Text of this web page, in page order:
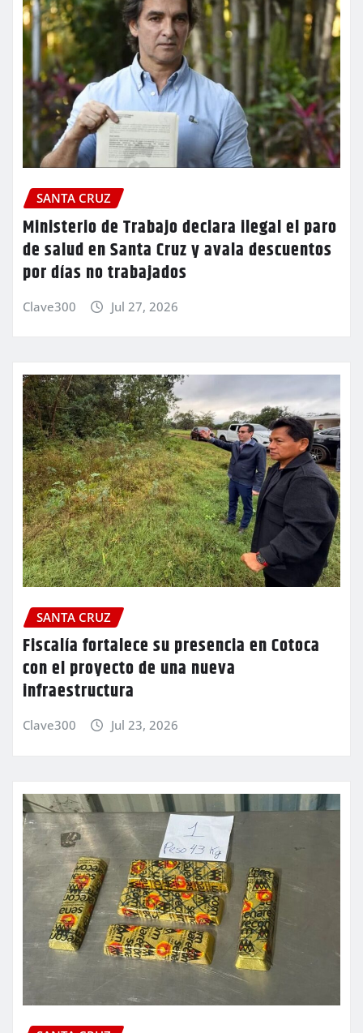
SANTA CRUZ
Ministerio de Trabajo declara ilegal el paro
de salud en Santa Cruz y avala descuentos
por días no trabajados
Clave300 Jul 27, 2026
SANTA CRUZ
Fiscalía fortalece su presencia en Cotoca
con el proyecto de una nueva
infraestructura
Clave300 Jul 23, 2026